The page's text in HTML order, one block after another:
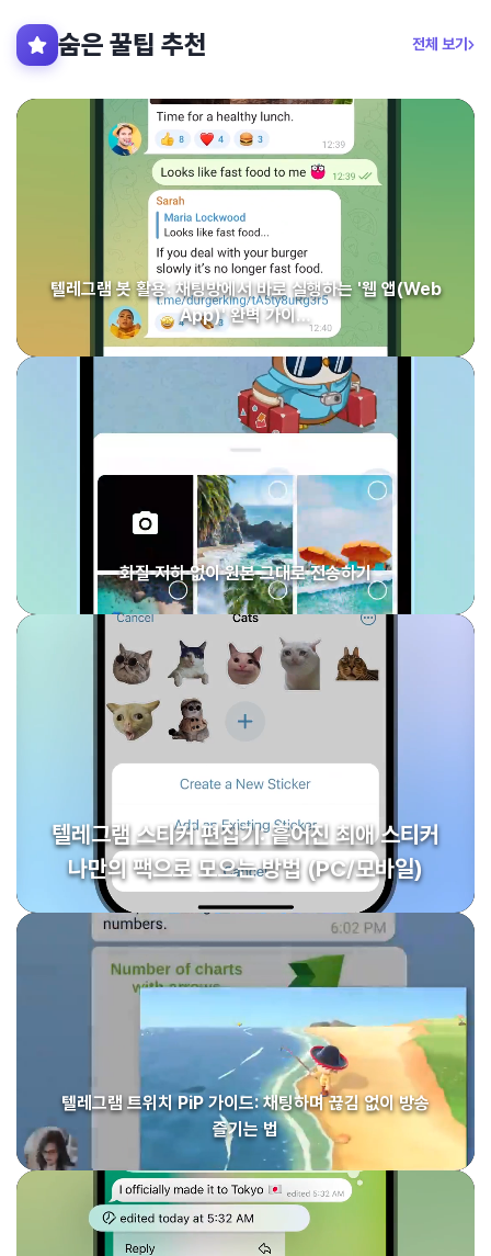
숨은 꿀팁 추천 전체 보기
텔레그램 봇 활용: 채팅방에서 바로 실행하는 '웹 앱(Web
App)' 완벽 가이…
화질 저하 없이 원본 그대로 전송하기
텔레그램 스티커 편집기: 흩어진 최애 스티커
나만의 팩으로 모으는 방법 (PC/모바일)
텔레그램 트위치 PiP 가이드: 채팅하며 끊김 없이 방송
즐기는 법